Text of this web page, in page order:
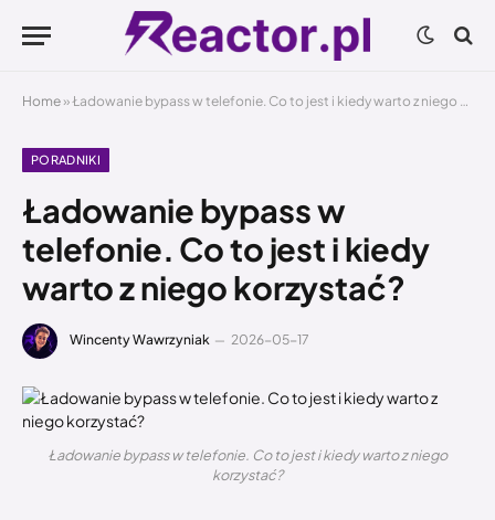
Home »Ładowanie bypass w telefonie. Co to jest i kiedy warto z niego korzystać?
PORADNIKI
Ładowanie bypass w
telefonie. Co to jest i kiedy
warto z niego korzystać?
Wincenty Wawrzyniak 2026-05-17
Ładowanie bypass w telefonie. Co to jest i kiedy warto z niego
korzystać?